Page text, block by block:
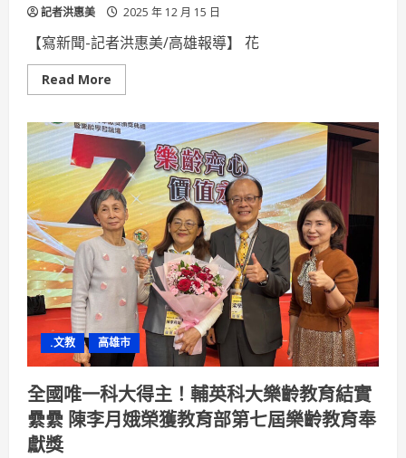
記者洪惠美 2025 年 12 月 15 日
【寫新聞-記者洪惠美/高雄報導】 花
Read More
more
望
之
光」
佛
教
祈
福
音
樂
會
慰
花
蓮
洪
地
震
傷
痛
.文教 高雄市
全國唯一科大得主！輔英科大樂齡教育結實
纍纍 陳李月娥榮獲教育部第七屆樂齡教育奉
獻獎